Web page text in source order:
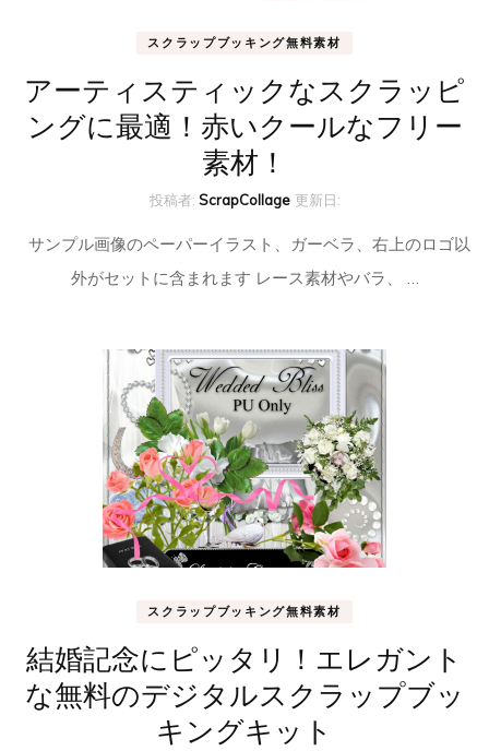
スクラップブッキング無料素材
アーティスティックなスクラッピ
ングに最適！赤いクールなフリー
素材！
投稿者: ScrapCollage 更新日:
サンプル画像のペーパーイラスト、ガーベラ、右上のロゴ以
外がセットに含まれます レース素材やバラ、 …
スクラップブッキング無料素材
結婚記念にピッタリ！エレガント
な無料のデジタルスクラップブッ
キングキット